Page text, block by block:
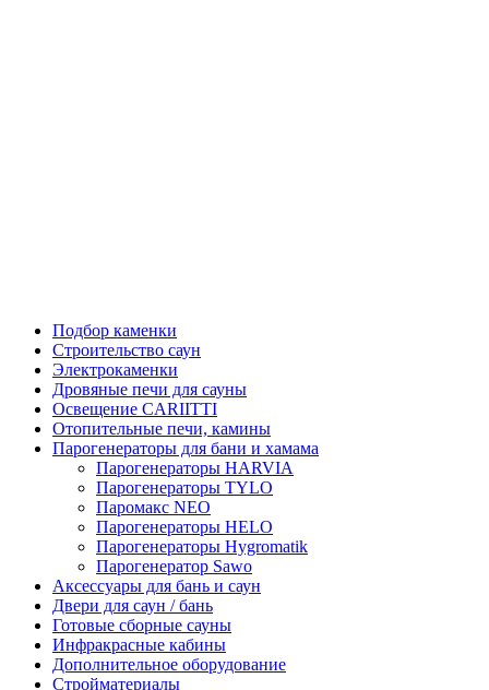
Подбор каменки
Строительство саун
Электрокаменки
Дровяные печи для сауны
Освещение CARIITTI
Отопительные печи, камины
Парогенераторы для бани и хамама
Парогенераторы HARVIA
Парогенераторы TYLO
Паромакс NEO
Парогенераторы HELO
Парогенераторы Hygromatik
Парогенератор Sawo
Аксессуары для бань и саун
Двери для саун / бань
Готовые сборные сауны
Инфракрасные кабины
Дополнительное оборудование
Стройматериалы